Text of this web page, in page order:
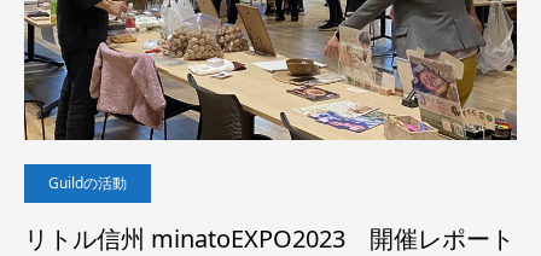
Guildの活動
リトル信州 minatoEXPO2023 開催レポート